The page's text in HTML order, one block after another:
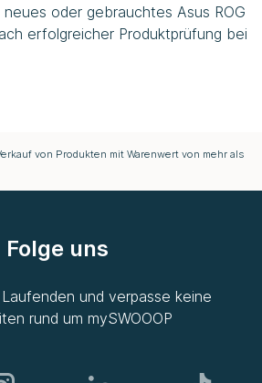
oder gebrauchtes Asus ROG
erfolgreicher Produktprüfung bei
von Produkten mit Warenwert von mehr als
Folge uns
und verpasse keine
rund um mySWOOOP